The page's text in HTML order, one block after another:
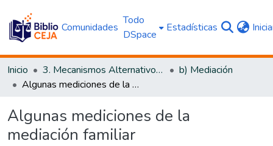
Comunidades
Todo
DSpace
Estadísticas
Inicio 3. Mecanismos Alternativos al Proceso Judicial
b) Mediación
Algunas mediciones de la mediación familiar
Algunas mediciones de la
mediación familiar